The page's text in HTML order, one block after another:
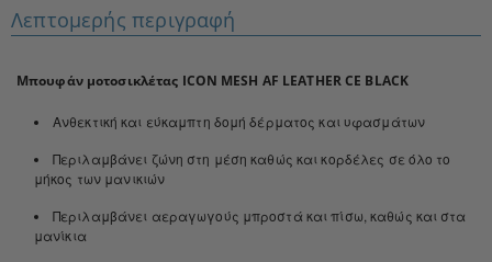
Λεπτομερής περιγραφή
Μπουφάν μοτοσικλέτας ICON MESH AF LEATHER CE BLACK
Ανθεκτική και εύκαμπτη δομή δέρματος και υφασμάτων
Περιλαμβάνει ζώνη στη μέση καθώς και κορδέλες σε όλο το
μήκος των μανικιών
Περιλαμβάνει αεραγωγούς μπροστά και πίσω, καθώς και στα
μανίκια